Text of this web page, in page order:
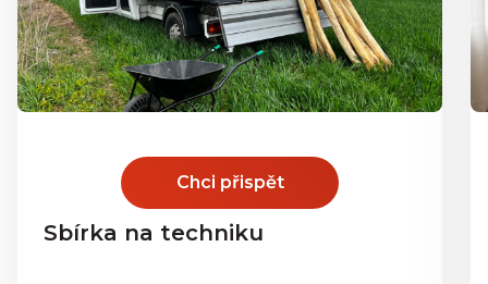
Chci přispět
Sbírka na techniku